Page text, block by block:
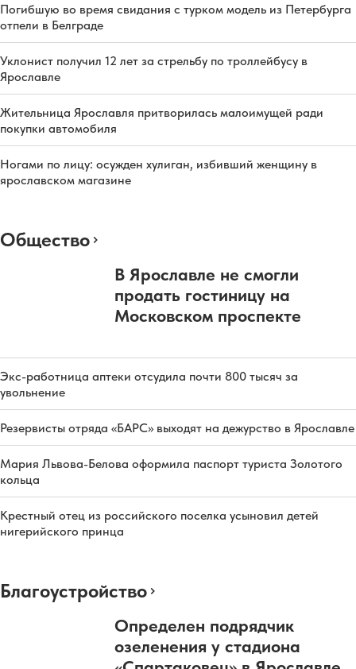
Погибшую во время свидания с турком модель из Петербурга
отпели в Белграде
Уклонист получил 12 лет за стрельбу по троллейбусу в
Ярославле
Жительница Ярославля притворилась малоимущей ради
покупки автомобиля
Ногами по лицу: осужден хулиган, избивший женщину в
ярославском магазине
Общество
В Ярославле не смогли
продать гостиницу на
Московском проспекте
Экс-работница аптеки отсудила почти 800 тысяч за
увольнение
Резервисты отряда «БАРС» выходят на дежурство в Ярославле
Мария Львова-Белова оформила паспорт туриста Золотого
кольца
Крестный отец из российского поселка усыновил детей
нигерийского принца
Благоустройство
Определен подрядчик
озеленения у стадиона